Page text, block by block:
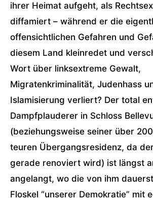
ihrer Heimat aufgeht, als
diffamiert – während er die
offensichtlichen Gefahren und
diesem Land kleinredet und
Wort über linksextreme Gewalt,
Migratenkriminalität, Judenhass
Islamisierung verliert? Der total
Dampfplauderer in Schloss
(beziehungsweise seiner über
teuren Übergangsresidenz, da
gerade renoviert wird) ist längst
angelangt, wo die von ihm
Floskel “unserer Demokratie” mit